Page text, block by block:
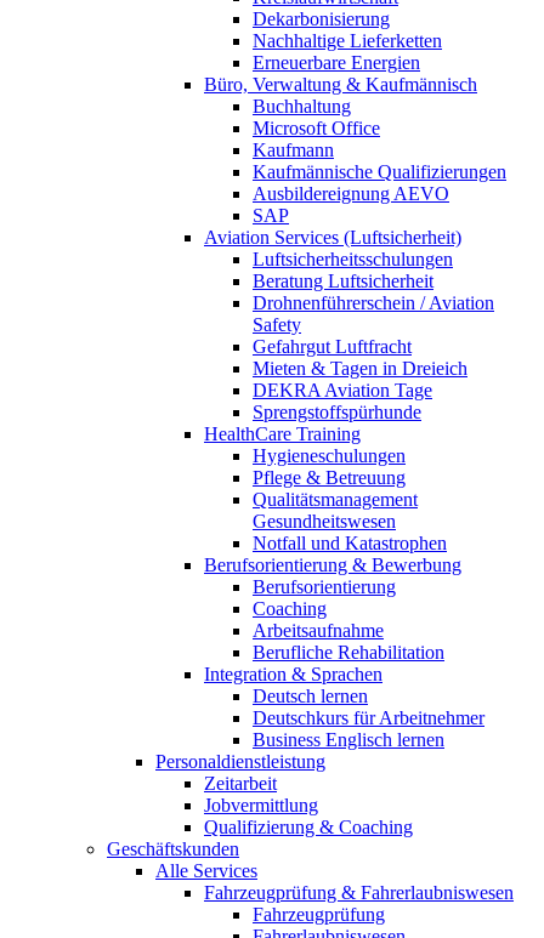
Dekarbonisierung
Nachhaltige Lieferketten
Erneuerbare Energien
Büro, Verwaltung & Kaufmännisch
Buchhaltung
Microsoft Office
Kaufmann
Kaufmännische Qualifizierungen
Ausbildereignung AEVO
SAP
Aviation Services (Luftsicherheit)
Luftsicherheitsschulungen
Beratung Luftsicherheit
Drohnenführerschein / Aviation
Safety
Gefahrgut Luftfracht
Mieten & Tagen in Dreieich
DEKRA Aviation Tage
Sprengstoffspürhunde
HealthCare Training
Hygieneschulungen
Pflege & Betreuung
Qualitätsmanagement
Gesundheitswesen
Notfall und Katastrophen
Berufsorientierung & Bewerbung
Berufsorientierung
Coaching
Arbeitsaufnahme
Berufliche Rehabilitation
Integration & Sprachen
Deutsch lernen
Deutschkurs für Arbeitnehmer
Business Englisch lernen
Personaldienstleistung
Zeitarbeit
Jobvermittlung
Qualifizierung & Coaching
Geschäftskunden
Alle Services
Fahrzeugprüfung & Fahrerlaubniswesen
Fahrzeugprüfung